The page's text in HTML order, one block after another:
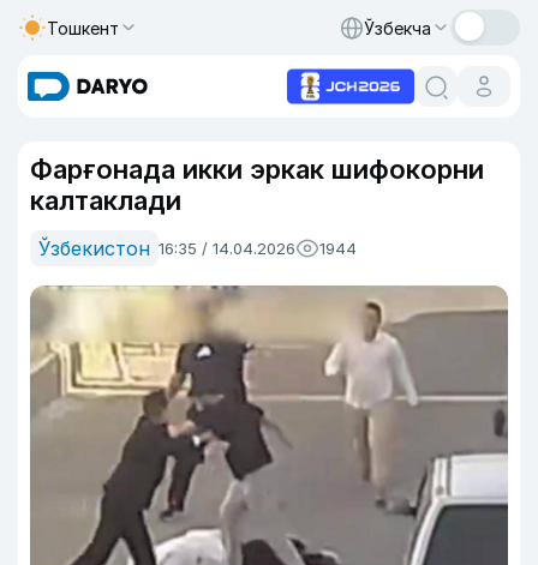
Тошкент Ўзбекча
Фарғонада икки эркак шифокорни
калтаклади
Ўзбекистон 16:35 / 14.04.2026 1944